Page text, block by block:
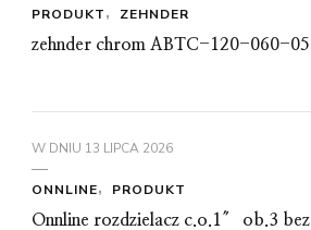
PRODUKT
ZEHNDER
zehnder chrom ABTC-120-060-05
W DNIU 13 LIPCA 2026
ONNLINE
PRODUKT
Onnline rozdzielacz c.o.1″ ob.3 bez